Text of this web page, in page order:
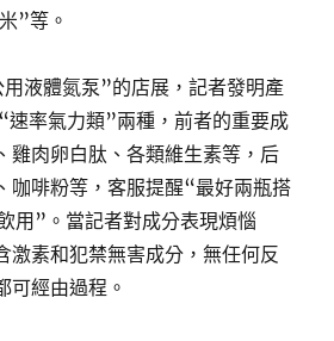
”等。
液體氮泵”的店展，記者發明產
速率氣力類”兩種，前者的重要成
雞肉卵白肽、各類維生素等，后
咖啡粉等，客服提醒“最好兩瓶搭
用”。當記者對成分表現煩惱
激素和犯禁無害成分，無任何反
可經由過程。